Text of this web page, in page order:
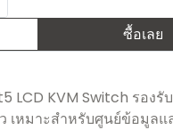
ซื้อเลย
LCD KVM Switch รองรั
เหมาะสำหรับศูนย์ข้อมูลแ